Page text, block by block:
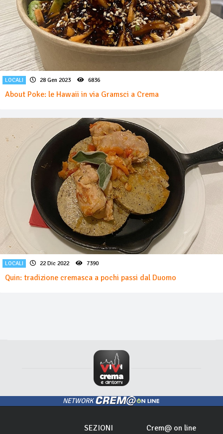
LOCALI 28 Gen 2023 6836
About Poke: le Hawaii in via Gramsci a Crema
LOCALI 22 Dic 2022 7390
Quin: tradizione cremasca a pochi passi dal Duomo
NETWORK
SEZIONI Crem@ on line